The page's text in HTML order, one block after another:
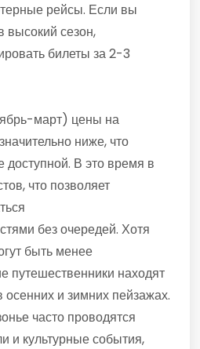
рейсы. Если вы
высокий сезон,
билеты за 2-3
март) цены на
ниже, что
доступной. В это время в
что позволяет
без очередей. Хотя
быть менее
путешественники находят
и зимних пейзажах.
часто проводятся
и культурные события,